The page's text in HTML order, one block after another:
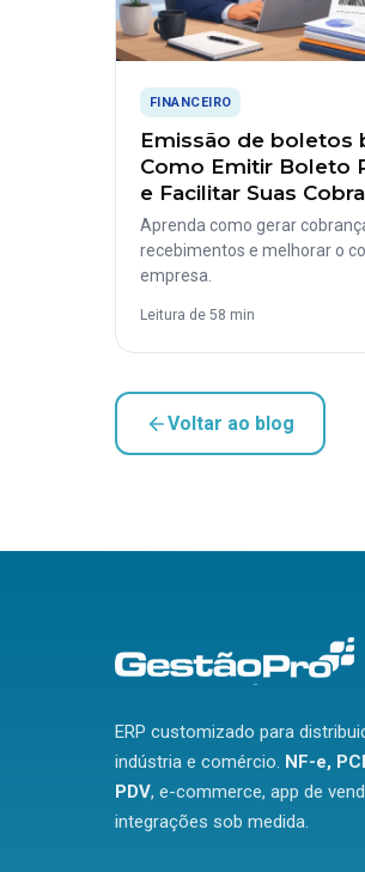
FINANCEIRO
Emissão de boletos
Como Emitir Boleto
e Facilitar Suas
Aprenda como gerar
recebimentos e melhorar o
empresa.
Leitura de 58 min
Voltar ao blog
ERP customizado para
indústria e comércio. NF-e,
PDV, e-commerce, app de
integrações sob medida.